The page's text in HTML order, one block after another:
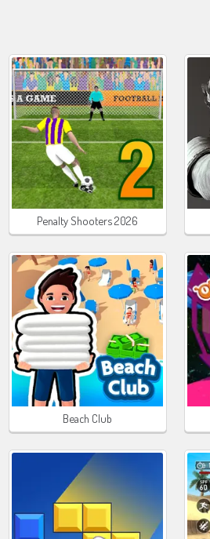
Penalty Shooters 2026
Beach Club